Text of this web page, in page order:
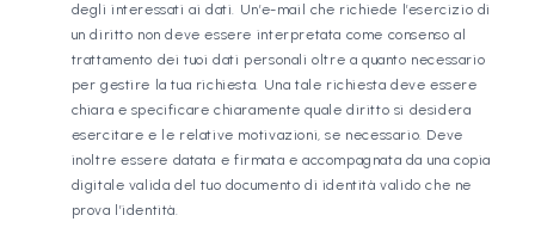
degli interessati ai dati. Un’e-mail che richiede l’esercizio di
un diritto non deve essere interpretata come consenso al
trattamento dei tuoi dati personali oltre a quanto necessario
per gestire la tua richiesta. Una tale richiesta deve essere
chiara e specificare chiaramente quale diritto si desidera
esercitare e le relative motivazioni, se necessario. Deve
inoltre essere datata e firmata e accompagnata da una copia
digitale valida del tuo documento di identità valido che ne
prova l’identità.